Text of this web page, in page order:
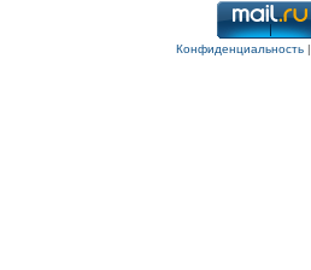
Конфиденциальность|